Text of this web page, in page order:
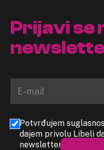
Prijavi se
Potvrđujem
dajem privolu Libeli
newslettera